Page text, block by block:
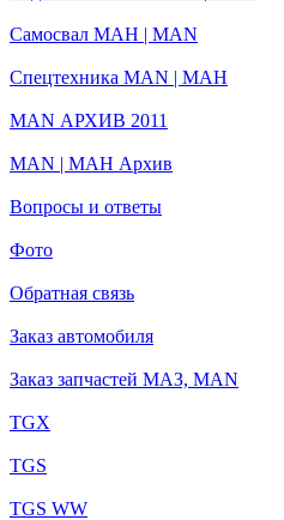
Самосвал МАН | MAN
Спецтехника MAN | МАН
MAN АРХИВ 2011
MAN | МАН Архив
Вопросы и ответы
Фото
Обратная связь
Заказ автомобиля
Заказ запчастей МАЗ, MAN
TGX
TGS
TGS WW